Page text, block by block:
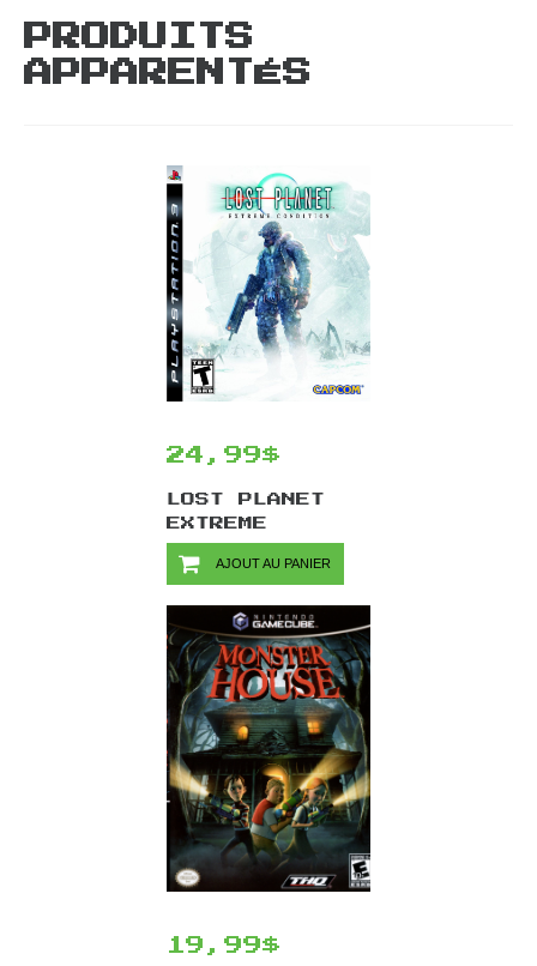
PRODUITS
APPARENTÉS
24,99$
LOST PLANET
EXTREME
CONDITION/PS3
AJOUT AU PANIER
19,99$